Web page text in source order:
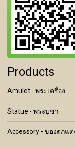
Products
Amulet - พระเครื่อง
Statue - พระบูชา
Accessory - ของตกแต่